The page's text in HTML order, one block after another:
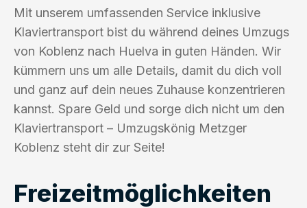
Mit unserem umfassenden Service inklusive
Klaviertransport bist du während deines Umzugs
von Koblenz nach Huelva in guten Händen. Wir
kümmern uns um alle Details, damit du dich voll
und ganz auf dein neues Zuhause konzentrieren
kannst. Spare Geld und sorge dich nicht um den
Klaviertransport – Umzugskönig Metzger
Koblenz steht dir zur Seite!
Freizeitmöglichkeiten